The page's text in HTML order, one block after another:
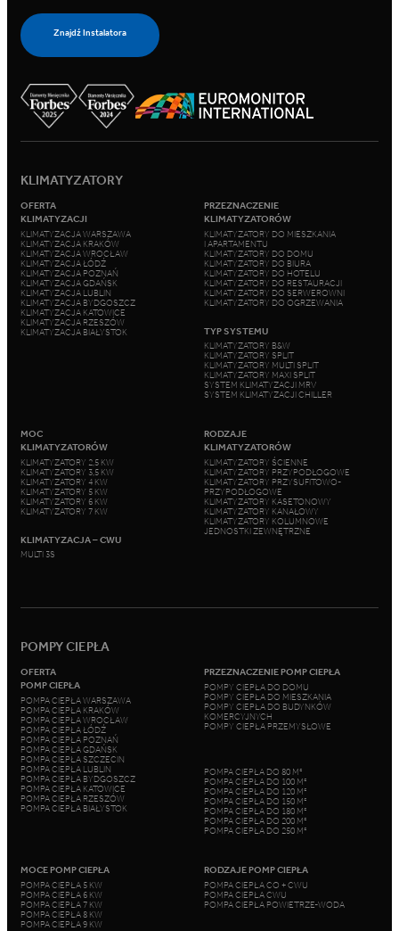
Znajdź Instalatora
KLIMATYZATORY
OFERTA
KLIMATYZACJI
KLIMATYZACJA WARSZAWA
KLIMATYZACJA KRAKÓW
KLIMATYZACJA WROCŁAW
KLIMATYZACJA ŁÓDŹ
KLIMATYZACJA POZNAŃ
KLIMATYZACJA GDAŃSK
KLIMATYZACJA LUBLIN
KLIMATYZACJA BYDGOSZCZ
KLIMATYZACJA KATOWICE
KLIMATYZACJA RZESZÓW
KLIMATYZACJA BIAŁYSTOK
PRZEZNACZENIE
KLIMATYZATORÓW
KLIMATYZATORY DO MIESZKANIA
I APARTAMENTU
KLIMATYZATORY DO DOMU
KLIMATYZATORY DO BIURA
KLIMATYZATORY DO HOTELU
KLIMATYZATORY DO RESTAURACJI
KLIMATYZATORY DO SERWEROWNI
KLIMATYZATORY DO OGRZEWANIA
TYP SYSTEMU
KLIMATYZATORY B&W
KLIMATYZATORY SPLIT
KLIMATYZATORY MULTI SPLIT
KLIMATYZATORY MAXI SPLIT
SYSTEM KLIMATYZACJI MRV
SYSTEM KLIMATYZACJI CHILLER
MOC
KLIMATYZATORÓW
KLIMATYZATORY 2,5 KW
KLIMATYZATORY 3,5 KW
KLIMATYZATORY 4 KW
KLIMATYZATORY 5 KW
KLIMATYZATORY 6 KW
KLIMATYZATORY 7 KW
KLIMATYZACJA – CWU
MULTI 3S
RODZAJE
KLIMATYZATORÓW
KLIMATYZATORY ŚCIENNE
KLIMATYZATORY PRZYPODŁOGOWE
KLIMATYZATORY PRZYSUFITOWO-
PRZYPODŁOGOWE
KLIMATYZATORY KASETONOWY
KLIMATYZATORY KANAŁOWY
KLIMATYZATORY KOLUMNOWE
JEDNOSTKI ZEWNĘTRZNE
POMPY CIEPŁA
OFERTA
POMP CIEPŁA
POMPA CIEPŁA WARSZAWA
POMPA CIEPŁA KRAKÓW
POMPA CIEPŁA WROCŁAW
POMPA CIEPŁA ŁÓDŹ
POMPA CIEPŁA POZNAŃ
POMPA CIEPŁA GDAŃSK
POMPA CIEPŁA SZCZECIN
POMPA CIEPŁA LUBLIN
POMPA CIEPŁA BYDGOSZCZ
POMPA CIEPŁA KATOWICE
POMPA CIEPŁA RZESZÓW
POMPA CIEPŁA BIAŁYSTOK
PRZEZNACZENIE POMP CIEPŁA
POMPY CIEPŁA DO DOMU
POMPY CIEPŁA DO MIESZKANIA
POMPY CIEPŁA DO BUDYNKÓW
KOMERCYJNYCH
POMPY CIEPŁA PRZEMYSŁOWE
POMPA CIEPŁA DO 80 M²
POMPA CIEPŁA DO 100 M²
POMPA CIEPŁA DO 120 M²
POMPA CIEPŁA DO 150 M²
POMPA CIEPŁA DO 180 M²
POMPA CIEPŁA DO 200 M²
POMPA CIEPŁA DO 250 M²
MOCE POMP CIEPŁA
POMPA CIEPŁA 5 KW
POMPA CIEPŁA 6 KW
POMPA CIEPŁA 7 KW
POMPA CIEPŁA 8 KW
POMPA CIEPŁA 9 KW
RODZAJE POMP CIEPŁA
POMPA CIEPŁA CO + CWU
POMPA CIEPŁA CWU
POMPA CIEPŁA POWIETRZE-WODA